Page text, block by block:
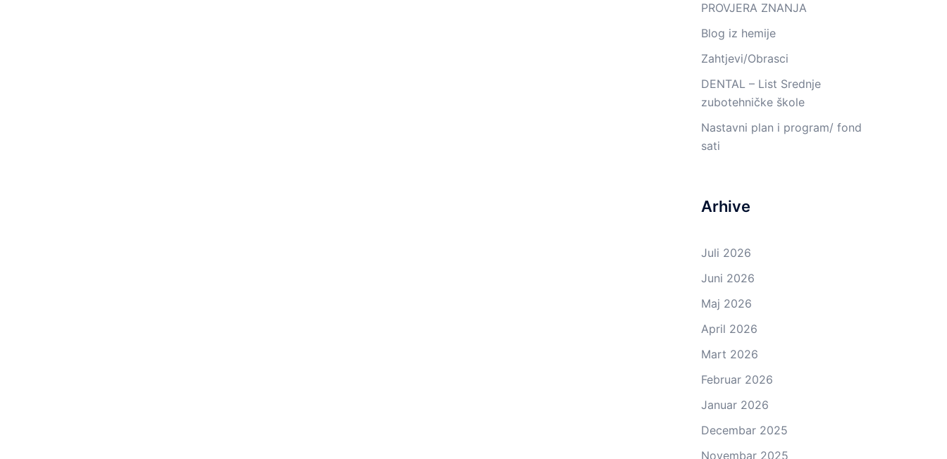
PROVJERA ZNANJA
Blog iz hemije
Zahtjevi/Obrasci
DENTAL – List Srednje
zubotehničke škole
Nastavni plan i program/ fond
sati
Arhive
Juli 2026
Juni 2026
Maj 2026
April 2026
Mart 2026
Februar 2026
Januar 2026
Decembar 2025
Novembar 2025